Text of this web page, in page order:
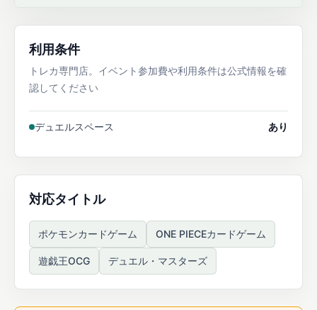
利用条件
トレカ専門店。イベント参加費や利用条件は公式情報を確
認してください
デュエルスペース あり
対応タイトル
ポケモンカードゲーム ONE PIECEカードゲーム
遊戯王OCG デュエル・マスターズ